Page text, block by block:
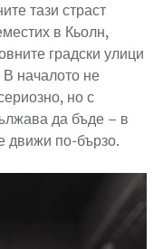
тази страст
в Кьолн,
градски улици
В началото не
но с
да бъде – в
движи по-бързо.